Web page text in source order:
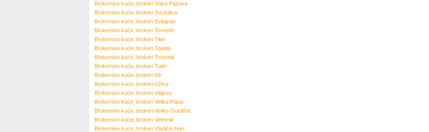
Brokerske kuće, brokeri Stara Pazova
Brokerske kuće, brokeri Surdulica
Brokerske kuće, brokeri Svilajnac
Brokerske kuće, brokeri Temerin
Brokerske kuće, brokeri Titel
Brokerske kuće, brokeri Topola
Brokerske kuće, brokeri Trstenik
Brokerske kuće, brokeri Tutin
Brokerske kuće, brokeri Ub
Brokerske kuće, brokeri Užice
Brokerske kuće, brokeri Valjevo
Brokerske kuće, brokeri Velika Plana
Brokerske kuće, brokeri Veliko Gradište
Brokerske kuće, brokeri Veternik
Brokerske kuće, brokeri Vladičin Han